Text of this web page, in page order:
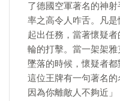
了德國空軍著名的神
率之高令人咋舌。凡
起出任務，當著懷疑
輪的打擊。當一架架
墜落的時候，懷疑者都
這位王牌有一句著名
因為你離敵人不夠近